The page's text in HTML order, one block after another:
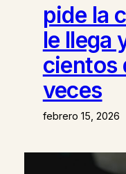
pide la
le llega
cientos
veces
febrero 15, 2026